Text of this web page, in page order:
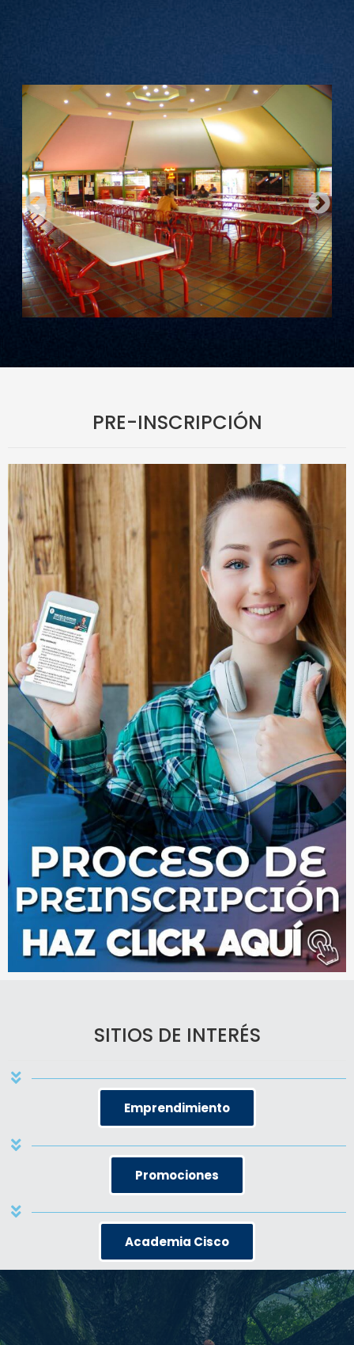
PRE-INSCRIPCIÓN
SITIOS DE INTERÉS
Emprendimiento
Promociones
Academia Cisco